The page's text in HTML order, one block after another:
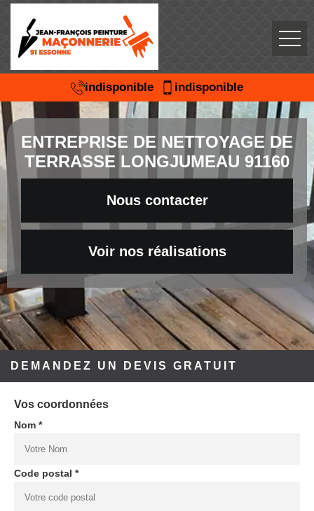
indisponible indisponible
ENTREPRISE DE NETTOYAGE DE
TERRASSE LONGJUMEAU 91160
Nous contacter
Voir nos réalisations
DEMANDEZ UN DEVIS GRATUIT
Vos coordonnées
Nom *
Code postal *